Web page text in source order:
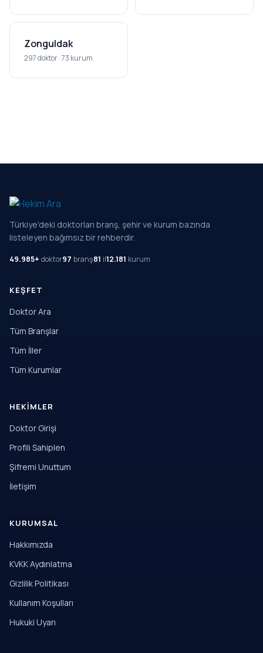
Zonguldak
297 doktor · 73 kurum
Türkiye'deki doktorları branş, şehir ve kurum bazında
listeleyen bağımsız bir rehberdir.
49.985+ doktor97 branş81 il12.181 kurum
KEŞFET
Doktor Ara
Tüm Branşlar
Tüm İller
Tüm Kurumlar
HEKIMLER
Doktor Girişi
Profili Sahiplen
Şifremi Unuttum
İletişim
KURUMSAL
Hakkımızda
KVKK Aydınlatma
Gizlilik Politikası
Kullanım Koşulları
Hukuki Uyarı